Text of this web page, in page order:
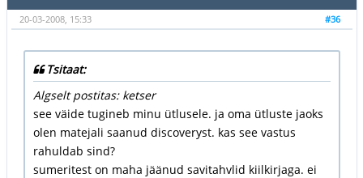
#36
20-03-2008, 15:33
Tsitaat:
Algselt postitas: ketser
see väide tugineb minu ütlusele. ja oma ütluste jaoks
olen matejali saanud discoveryst. kas see vastus
rahuldab sind?
sumeritest on maha jäänud savitahvlid kiilkirjaga. ei